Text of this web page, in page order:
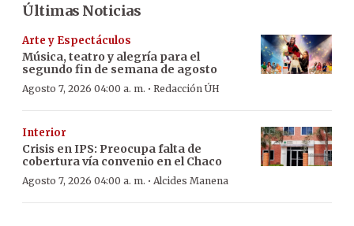
Últimas Noticias
Arte y Espectáculos
Música, teatro y alegría para el
segundo fin de semana de agosto
Agosto 7, 2026 04:00 a. m. · Redacción ÚH
Interior
Crisis en IPS: Preocupa falta de
cobertura vía convenio en el Chaco
Agosto 7, 2026 04:00 a. m. · Alcides Manena